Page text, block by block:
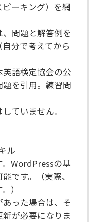
ーキング）を網
問題と解答例を
分で考えてから
英語検定協会の公
を引用。練習問
ていません。
ル
WordPressの基
です。（実際、
）
った場合は、そ
が必要になりま